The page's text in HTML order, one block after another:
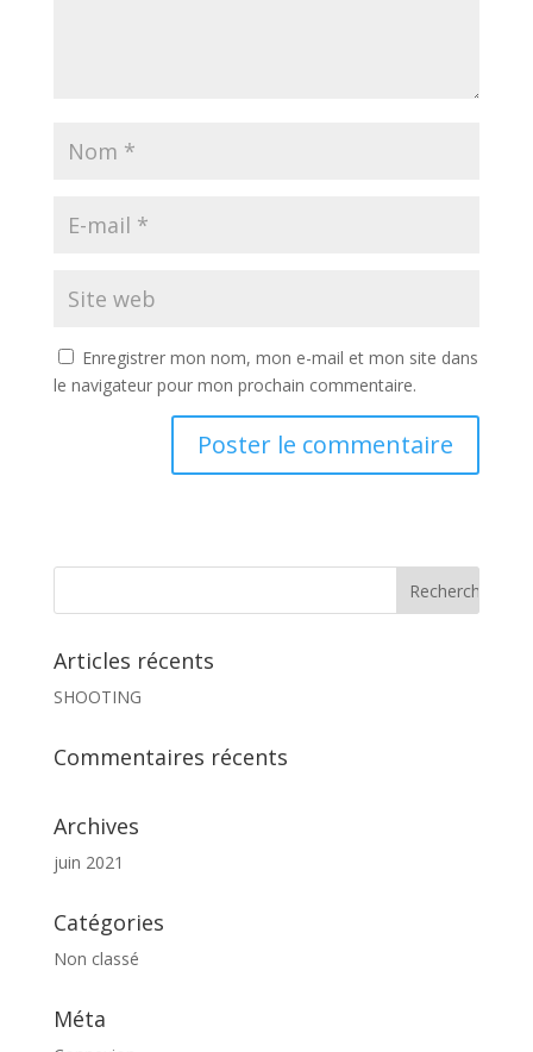
Enregistrer mon nom, mon e-mail et mon site dans
le navigateur pour mon prochain commentaire.
Articles récents
SHOOTING
Commentaires récents
Archives
juin 2021
Catégories
Non classé
Méta